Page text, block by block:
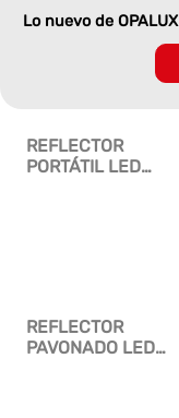
Lo nuevo de OPALUX
REFLECTOR
PORTÁTIL LED
REFLECTOR
PAVONADO LED